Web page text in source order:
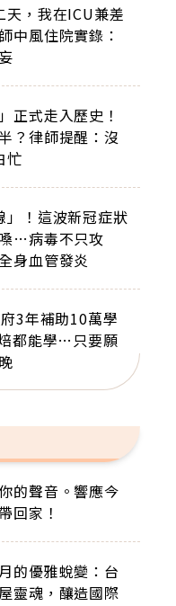
天，我在ICU兼差
中風住院實錄：
正式走入歷史！
？律師提醒：沒
忙
」！這波新冠症狀
…病毒不只攻
身血管發炎
3年補助10萬學
都能學…只要願
的聲音。響應今
回家！
的優雅蛻變：台
靈魂，釀造國際